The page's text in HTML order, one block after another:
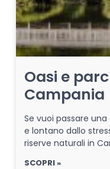
Oasi e
Campania
Se vuoi passare
e lontano dallo
riserve naturali in
SCOPRI »